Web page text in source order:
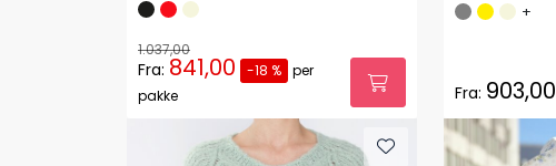
1.037,00
Fra: 841,00 -18 % per
pakke
+
Fra: 903,00